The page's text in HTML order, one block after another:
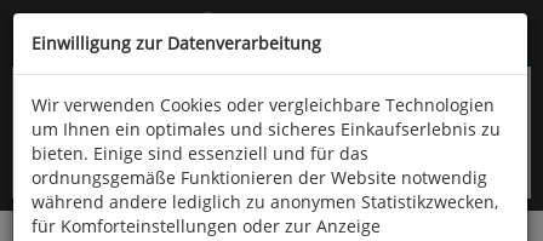
Kompletten Head der Seite überspringen
oder (06766) 9323-960
Einwilligung zur Datenverarbeitung
Wir verwenden Cookies oder vergleichbare Technologien
um Ihnen ein optimales und sicheres Einkaufserlebnis zu
bieten. Einige sind essenziell und für das
ordnungsgemäße Funktionieren der Website notwendig
während andere lediglich zu anonymen Statistikzwecken,
für Komforteinstellungen oder zur Anzeige